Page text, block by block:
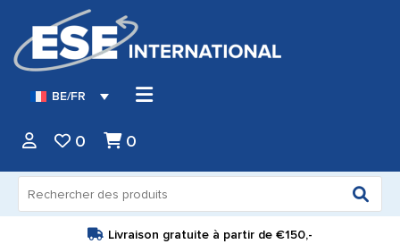
BE/FR
0 0
pour :
Livraison gratuite à partir de €150,-